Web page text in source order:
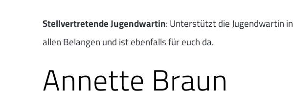
Stellvertretende Jugendwartin: Unterstützt die Jugendwartin in
allen Belangen und ist ebenfalls für euch da.
Annette Braun